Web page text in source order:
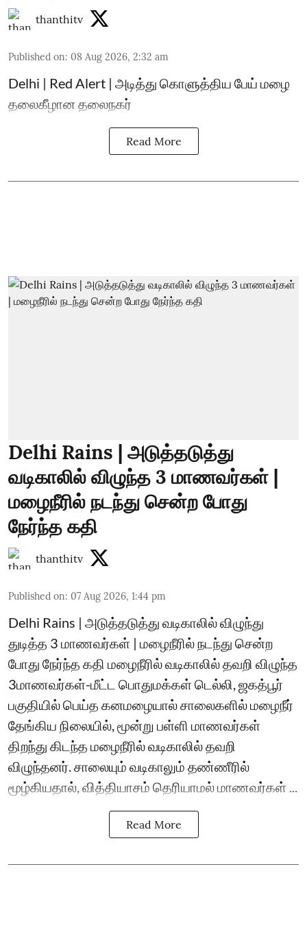
thanthitv
Published on: 08 Aug 2026, 2:32 am
Delhi | Red Alert | அடித்து கொளுத்திய பேய் மழை
தலைகீழான தலைநகர்
Read More
Delhi Rains | அடுத்தடுத்து
வடிகாலில் விழுந்த 3 மாணவர்கள் |
மழைநீரில் நடந்து சென்ற போது
நேர்ந்த கதி
thanthitv
Published on: 07 Aug 2026, 1:44 pm
Delhi Rains | அடுத்தடுத்து வடிகாலில் விழுந்து
துடித்த 3 மாணவர்கள் | மழைநீரில் நடந்து சென்ற
போது நேர்ந்த கதி மழைநீரில் வடிகாலில் தவறி விழுந்த
3மாணவர்கள்-மீட்ட பொதுமக்கள் டெல்லி, ஜகத்பூர்
பகுதியில் பெய்த கனமழையால் சாலைகளில் மழைநீர்
தேங்கிய நிலையில், மூன்று பள்ளி மாணவர்கள்
திறந்து கிடந்த மழைநீரில் வடிகாலில் தவறி
விழுந்தனர். சாலையும் வடிகாலும் தண்ணீரில்
மூழ்கியதால், வித்தியாசம் தெரியாமல் மாணவர்கள் ...
Read More